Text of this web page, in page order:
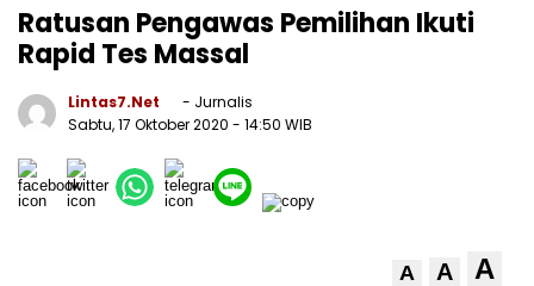
Ratusan Pengawas Pemilihan Ikuti
Rapid Tes Massal
Lintas7.net
- Jurnalis
Sabtu, 17 Oktober 2020 - 14:50 WIB
A A A